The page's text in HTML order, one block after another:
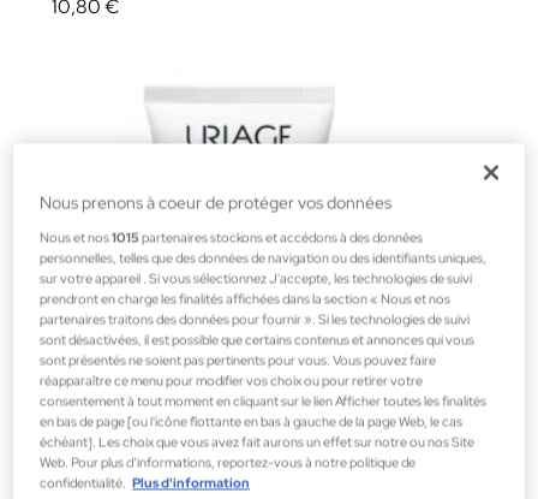
10,80 €
Uriage
Nous prenons à coeur de protéger vos données
Nous et nos1015 partenaires stockons et accédons à des données
personnelles, telles que des données de navigation ou des identifiants uniques,
sur votre appareil . Si vous sélectionnez J'accepte, les technologies de suivi
prendront en charge les finalités affichées dans la section « Nous et nos
partenaires traitons des données pour fournir ». Si les technologies de suivi
sont désactivées, il est possible que certains contenus et annonces qui vous
sont présentés ne soient pas pertinents pour vous. Vous pouvez faire
réapparaître ce menu pour modifier vos choix ou pour retirer votre
consentement à tout moment en cliquant sur le lien Afficher toutes les finalités
en bas de page [ou l'icône flottante en bas à gauche de la page Web, le cas
échéant]. Les choix que vous avez fait aurons un effet sur notre ou nos Site
Web. Pour plus d’informations, reportez-vous à notre politique de
confidentialité. Plus d'information